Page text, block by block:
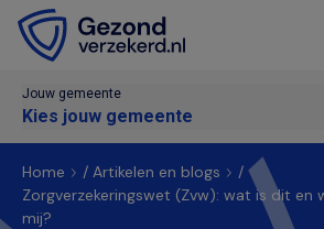
Jouw gemeente
Kies jouw gemeente
Home / Artikelen en blogs
/
Zorgverzekeringswet (Zvw): wat is dit
mij?